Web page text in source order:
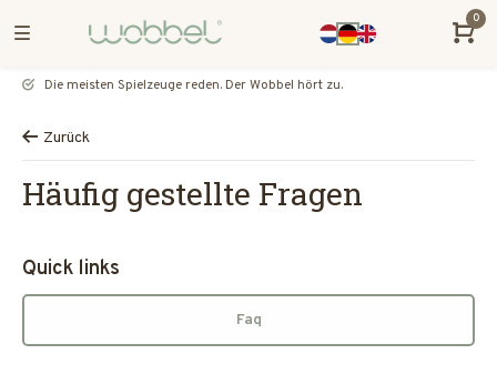
0
Die meisten Spielzeuge reden. Der Wobbel hört zu.
Zurück
Häufig gestellte Fragen
Quick links
Faq